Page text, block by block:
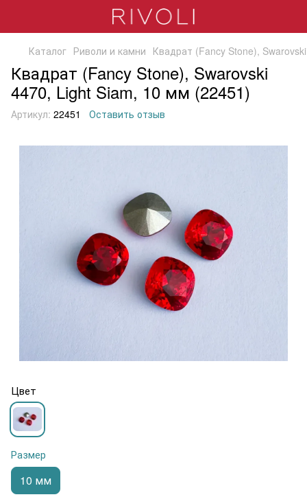
Каталог Риволи и камни Квадрат (Fancy Stone),
Квадрат (Fancy Stone), Swarovski
4470, Light Siam, 10 мм (22451)
Артикул: 22451 Оставить отзыв
Цвет
Размер
10 мм